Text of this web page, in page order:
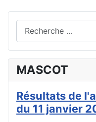
MASCOT
Résultats de
du 11 janvier